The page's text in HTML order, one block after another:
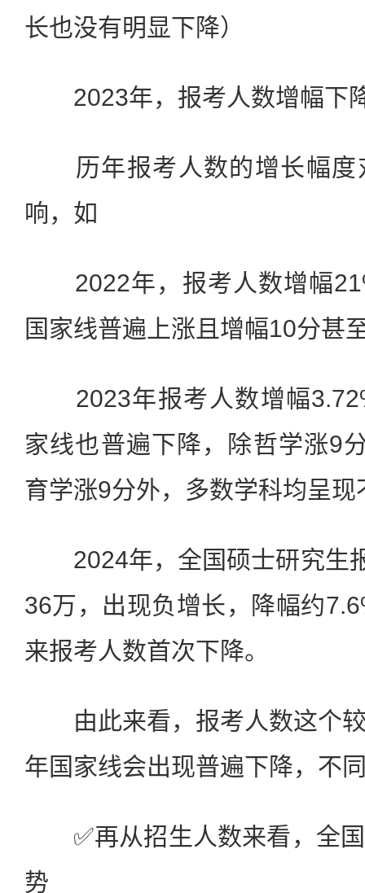
长也没有明显下降）
2023年，报考人数增幅下
历年报考人数的增长幅度
响，如
2022年，报考人数增幅
国家线普遍上涨且增幅10分甚
2023年报考人数增幅
家线也普遍下降，除哲学涨9
育学涨9分外，多数学科均呈
2024年，全国硕士研究生
36万，出现负增长，降幅约
来报考人数首次下降。
由此来看，报考人数这个较
年国家线会出现普遍下降，不
✅️️‍️‍再从招生人数来看，全国
势